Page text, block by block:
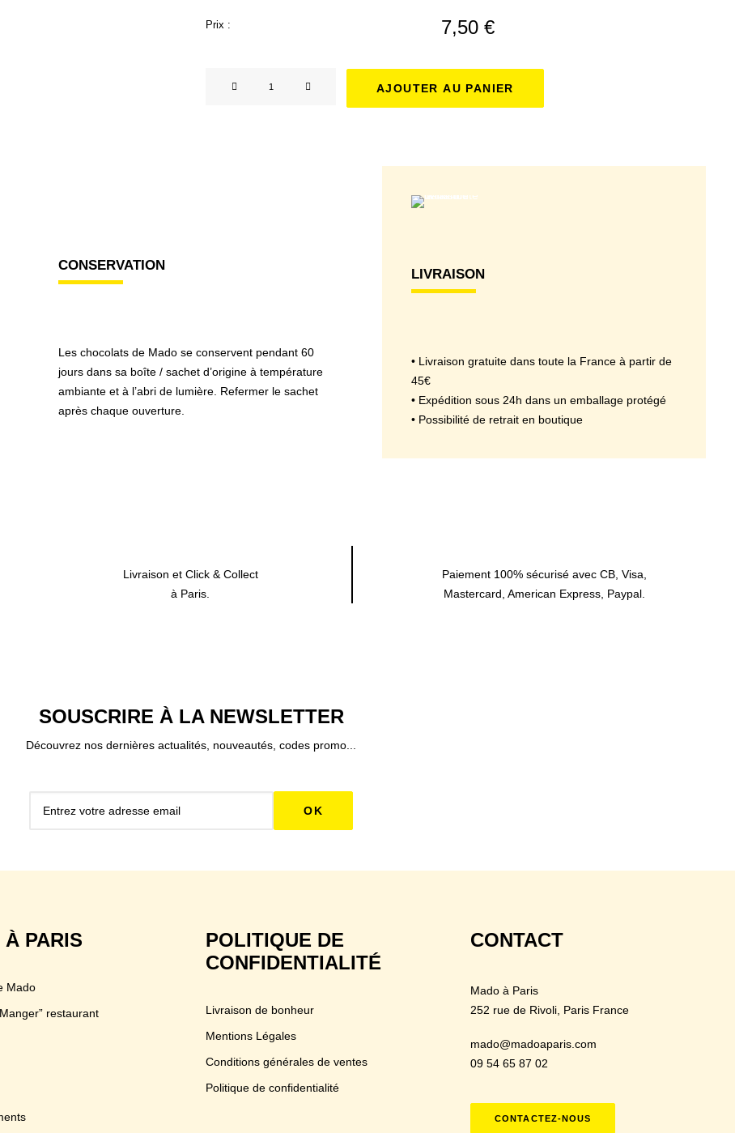
Prix : 7,50 €
AJOUTER AU PANIER
CONSERVATION
Les chocolats de Mado se conservent pendant 60
jours dans sa boîte / sachet d’origine à température
ambiante et à l’abri de lumière. Refermer le sachet
après chaque ouverture.
LIVRAISON
• Livraison gratuite dans toute la France à partir de
45€
• Expédition sous 24h dans un emballage protégé
• Possibilité de retrait en boutique
Livraison et Click & Collect
à Paris.
Paiement 100% sécurisé avec CB, Visa,
Mastercard, American Express, Paypal.
SOUSCRIRE À LA NEWSLETTER
Découvrez nos dernières actualités, nouveautés, codes promo...
À PARIS
Mado
restaurant
POLITIQUE DE
CONFIDENTIALITÉ
Livraison de bonheur
Mentions Légales
Conditions générales de ventes
Politique de confidentialité
CONTACT
Mado à Paris
252 rue de Rivoli , Paris France
mado@madoaparis.com
09 54 65 87 02
CONTACTEZ-NOUS